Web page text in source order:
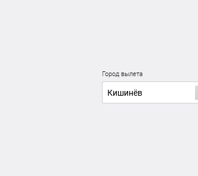
Город вылета
Кишинёв